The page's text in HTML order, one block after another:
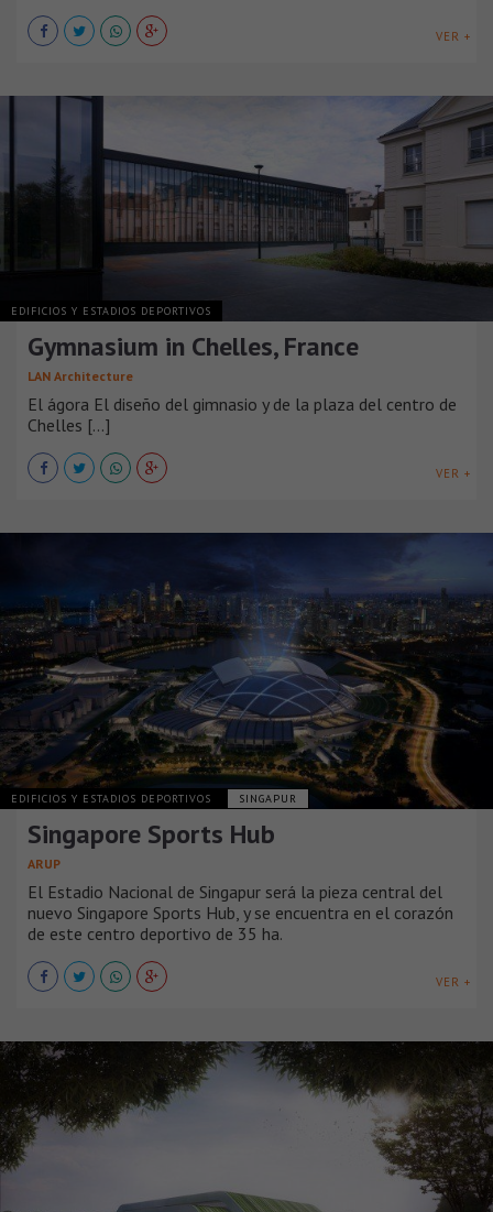
VER +
EDIFICIOS Y ESTADIOS DEPORTIVOS
Gymnasium in Chelles, France
LAN Architecture
El ágora El diseño del gimnasio y de la plaza del centro de
Chelles [...]
VER +
EDIFICIOS Y ESTADIOS DEPORTIVOS SINGAPUR
Singapore Sports Hub
ARUP
El Estadio Nacional de Singapur será la pieza central del
nuevo Singapore Sports Hub, y se encuentra en el corazón
de este centro deportivo de 35 ha.
VER +